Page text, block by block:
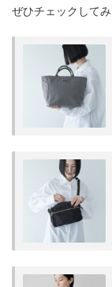
ぜひチェックしてみ